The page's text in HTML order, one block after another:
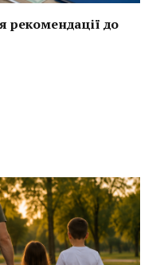
рекомендації до